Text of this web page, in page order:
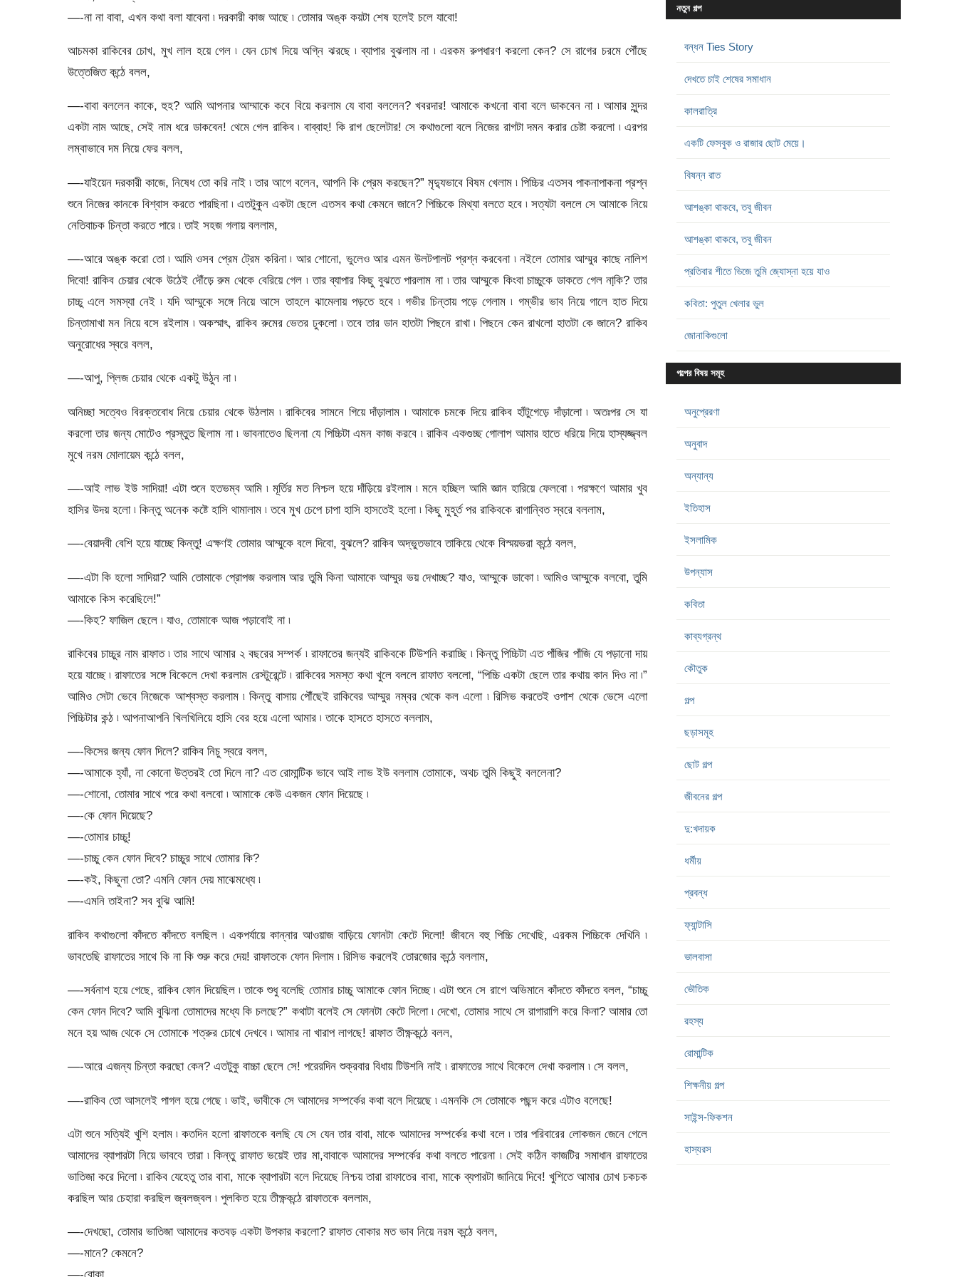
—-না না বাবা, এখন কথা বলা যাবেনা ৷ দরকারী কাজ আছে ৷ তোমার অঙ্ক কয়টা শেষ হলেই চলে যাবো!
আচমকা রাকিবের চোখ, মুখ লাল হয়ে গেল ৷ যেন চোখ দিয়ে অগ্নি ঝরছে ৷ ব্যাপার বুঝলাম না ৷ এরকম রুপধারণ করলো কেন? সে রাগের চরমে পৌঁছে
উত্তেজিত কন্ঠে বলল,
—-বাবা বললেন কাকে, হুহ? আমি আপনার আম্মাকে কবে বিয়ে করলাম যে বাবা বললেন? খবরদার! আমাকে কখনো বাবা বলে ডাকবেন না ৷ আমার সুন্দর
একটা নাম আছে, সেই নাম ধরে ডাকবেন! থেমে গেল রাকিব ৷ বাব্বাহ! কি রাগ ছেলেটার! সে কথাগুলো বলে নিজের রাগটা দমন করার চেষ্টা করলো ৷ এরপর
লম্বাভাবে দম নিয়ে ফের বলল,
—-যাইয়েন দরকারী কাজে, নিষেধ তো করি নাই ৷ তার আগে বলেন, আপনি কি প্রেম করছেন?” মৃদ্যুভাবে বিষম খেলাম ৷ পিচ্চির এতসব পাকনাপাকনা প্রশ্ন
শুনে নিজের কানকে বিশ্বাস করতে পারছিনা ৷ এতটুকুন একটা ছেলে এতসব কথা কেমনে জানে? পিচ্চিকে মিথ্যা বলতে হবে ৷ সত্যটা বললে সে আমাকে নিয়ে
নেতিবাচক চিন্তা করতে পারে ৷ তাই সহজ গলায় বললাম,
—-আরে অঙ্ক করো তো ৷ আমি ওসব প্রেম ট্রেম করিনা ৷ আর শোনো, ভুলেও আর এমন উলটপালট প্রশ্ন করবেনা ৷ নইলে তোমার আম্মুর কাছে নালিশ
দিবো! রাকিব চেয়ার থেকে উঠেই দৌঁড়ে রুম থেকে বেরিয়ে গেল ৷ তার ব্যাপার কিছু বুঝতে পারলাম না ৷ তার আম্মুকে কিংবা চাচ্চুকে ডাকতে গেল নাকি়? তার
চাচ্চু এলে সমস্যা নেই ৷ যদি আম্মুকে সঙ্গে নিয়ে আসে তাহলে ঝামেলায় পড়তে হবে ৷ গভীর চিন্তায় পড়ে গেলাম ৷ গম্ভীর ভাব নিয়ে গালে হাত দিয়ে
চিন্তামাখা মন নিয়ে বসে রইলাম ৷ অকস্মাৎ, রাকিব রুমের ভেতর ঢুকলো ৷ তবে তার ডান হাতটা পিছনে রাখা ৷ পিছনে কেন রাখলো হাতটা কে জানে? রাকিব
অনুরোধের স্বরে বলল,
—-আপু, প্লিজ চেয়ার থেকে একটু উঠুন না ৷
অনিচ্ছা সত্বেও বিরক্তবোধ নিয়ে চেয়ার থেকে উঠলাম ৷ রাকিবের সামনে গিয়ে দাঁড়ালাম ৷ আমাকে চমকে দিয়ে রাকিব হাঁটুগেড়ে দাঁড়ালো ৷ অতঃপর সে যা
করলো তার জন্য মোটেও প্রস্তুত ছিলাম না ৷ ভাবনাতেও ছিলনা যে পিচ্চিটা এমন কাজ করবে ৷ রাকিব একগুচ্ছ গোলাপ আমার হাতে ধরিয়ে দিয়ে হাস্যজ্জ্বল
মুখে নরম মোলায়েম কন্ঠে বলল,
—-আই লাভ ইউ সাদিয়া! এটা শুনে হতভম্ব আমি ৷ মূর্তির মত নিশ্চল হয়ে দাঁড়িয়ে রইলাম ৷ মনে হচ্ছিল আমি জ্ঞান হারিয়ে ফেলবো ৷ পরক্ষণে আমার খুব
হাসির উদয় হলো ৷ কিন্তু অনেক কষ্টে হাসি থামালাম ৷ তবে মুখ চেপে চাপা হাসি হাসতেই হলো ৷ কিছু মুহূর্ত পর রাকিবকে রাগান্বিত স্বরে বললাম,
—-বেয়াদবী বেশি হয়ে যাচ্ছে কিন্তু! এক্ষণই তোমার আম্মুকে বলে দিবো, বুঝলে? রাকিব অদ্ভুতভাবে তাকিয়ে থেকে বিস্ময়ভরা কন্ঠে বলল,
—-এটা কি হলো সাদিয়া? আমি তোমাকে প্রোপজ করলাম আর তুমি কিনা আমাকে আম্মুর ভয় দেখাচ্ছ? যাও, আম্মুকে ডাকো ৷ আমিও আম্মুকে বলবো, তুমি
আমাকে কিস করেছিলে!”
—-কিহ? ফাজিল ছেলে ৷ যাও, তোমাকে আজ পড়াবোই না ৷
রাকিবের চাচ্চুর নাম রাফাত ৷ তার সাথে আমার ২ বছরের সম্পর্ক ৷ রাফাতের জন্যই রাকিবকে টিউশনি করাচ্ছি ৷ কিন্তু পিচ্চিটা এত পাঁজির পাঁজি যে পড়ানো দায়
হয়ে যাচ্ছে ৷ রাফাতের সঙ্গে বিকেলে দেখা করলাম রেস্টুরেন্টে ৷ রাকিবের সমস্ত কথা খুলে বললে রাফাত বললো, “পিচ্চি একটা ছেলে তার কথায় কান দিও না ৷”
আমিও সেটা ভেবে নিজেকে আশ্বস্ত করলাম ৷ কিন্তু বাসায় পৌঁছেই রাকিবের আম্মুর নম্বর থেকে কল এলো ৷ রিসিভ করতেই ওপাশ থেকে ভেসে এলো
পিচ্চিটার কন্ঠ ৷ আপনাআপনি খিলখিলিয়ে হাসি বের হয়ে এলো আমার ৷ তাকে হাসতে হাসতে বললাম,
—-কিসের জন্য ফোন দিলে? রাকিব নিচু স্বরে বলল,
—-আমাকে হ্যাঁ, না কোনো উত্তরই তো দিলে না? এত রোমান্টিক ভাবে আই লাভ ইউ বললাম তোমাকে, অথচ তুমি কিছুই বললেনা?
—-শোনো, তোমার সাথে পরে কথা বলবো ৷ আমাকে কেউ একজন ফোন দিয়েছে ৷
—-কে ফোন দিয়েছে?
—-তোমার চাচ্চু!
—-চাচ্চু কেন ফোন দিবে? চাচ্চুর সাথে তোমার কি?
—-কই, কিছুনা তো? এমনি ফোন দেয় মাঝেমধ্যে ৷
—-এমনি তাইনা? সব বুঝি আমি!
রাকিব কথাগুলো কাঁদতে কাঁদতে বলছিল ৷ একপর্যায়ে কান্নার আওয়াজ বাড়িয়ে ফোনটা কেটে দিলো! জীবনে বহু পিচ্চি দেখেছি, এরকম পিচ্চিকে দেখিনি ৷
ভাবতেছি রাফাতের সাথে কি না কি শুরু করে দেয়! রাফাতকে ফোন দিলাম ৷ রিসিভ করলেই তোরজোর কন্ঠে বললাম,
—-সর্বনাশ হয়ে গেছে, রাকিব ফোন দিয়েছিল ৷ তাকে শুধু বলেছি তোমার চাচ্চু আমাকে ফোন দিচ্ছে ৷ এটা শুনে সে রাগে অভিমানে কাঁদতে কাঁদতে বলল, “চাচ্চু
কেন ফোন দিবে? আমি বুঝিনা তোমাদের মধ্যে কি চলছে?” কথাটা বলেই সে ফোনটা কেটে দিলো ৷ দেখো, তোমার সাথে সে রাগারাগি করে কিনা? আমার তো
মনে হয় আজ থেকে সে তোমাকে শত্রুর চোখে দেখবে ৷ আমার না খারাপ লাগছে! রাফাত তীক্ষ্ণকন্ঠে বলল,
—-আরে এজন্য চিন্তা করছো কেন? এতটুকু বাচ্চা ছেলে সে! পরেরদিন শুক্রবার বিধায় টিউশনি নাই ৷ রাফাতের সাথে বিকেলে দেখা করলাম ৷ সে বলল,
—-রাকিব তো আসলেই পাগল হয়ে গেছে ৷ ভাই, ভাবীকে সে আমাদের সম্পর্কের কথা বলে দিয়েছে ৷ এমনকি সে তোমাকে পছন্দ করে এটাও বলেছে!
এটা শুনে সত্যিই খুশি হলাম ৷ কতদিন হলো রাফাতকে বলছি যে সে যেন তার বাবা, মাকে আমাদের সম্পর্কের কথা বলে ৷ তার পরিবারের লোকজন জেনে গেলে
আমাদের ব্যাপারটা নিয়ে ভাববে তারা ৷ কিন্তু রাফাত ভয়েই তার মা,বাবাকে আমাদের সম্পর্কের কথা বলতে পারেনা ৷ সেই কঠিন কাজটির সমাধান রাফাতের
ভাতিজা করে দিলো ৷ রাকিব যেহেতু তার বাবা, মাকে ব্যাপারটা বলে দিয়েছে নিশ্চয় তারা রাফাতের বাবা, মাকে ব্যপারটা জানিয়ে দিবে! খুশিতে আমার চোখ চকচক
করছিল আর চেহারা করছিল জ্বলজ্বল ৷ পুলকিত হয়ে তীক্ষ্ণকন্ঠে রাফাতকে বললাম,
—-দেখছো, তোমার ভাতিজা আমাদের কতবড় একটা উপকার করলো? রাফাত বোকার মত ভাব নিয়ে নরম কন্ঠে বলল,
—-মানে? কেমনে?
নতুন গল্প
বন্ধন Ties Story
দেখতে চাই শেষের সমাধান
কালরাত্রি
একটি ফেসবুক ও রাজার ছোট মেয়ে।
বিষন্ন রাত
আশঙ্কা থাকবে, তবু জীবন
আশঙ্কা থাকবে, তবু জীবন
প্রতিবার শীতে ভিজে তুমি জ্যোস্না হয়ে যাও
কবিতা: পুতুল খেলার ভুল
জোনাকিগুলো
গল্পের বিষয় সমূহ
অনুপ্রেরণা
অনুবাদ
অন্যান্য
ইতিহাস
ইসলামিক
উপন্যাস
কবিতা
কাব্যগ্রন্থ
কৌতুক
গল্প
ছড়াসমূহ
ছোট গল্প
জীবনের গল্প
দু:খদায়ক
ধর্মীয়
প্রবন্ধ
ফ্যান্টাসি
ভালবাসা
ভৌতিক
রহস্য
রোমান্টিক
শিক্ষনীয় গল্প
সাইন্স-ফিকশন
হাস্যরস